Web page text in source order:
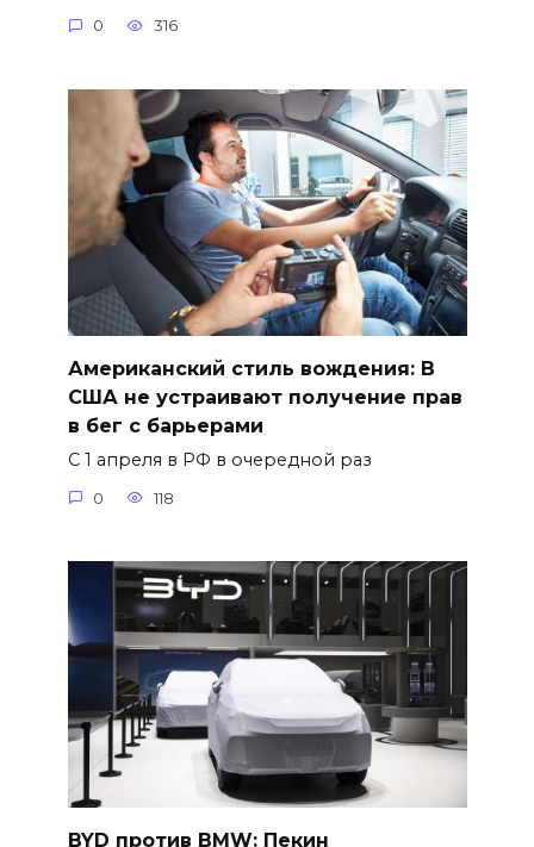
0 316
Американский стиль вождения: В
США не устраивают получение прав
в бег с барьерами
С 1 апреля в РФ в очередной раз
0 118
BYD против BMW: Пекин